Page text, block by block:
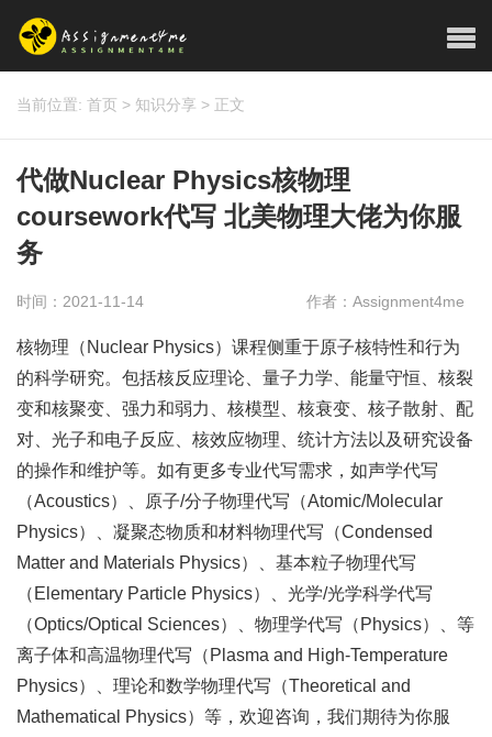
当前位置: 首页 > 知识分享 > 正文
代做Nuclear Physics核物理
coursework代写 北美物理大佬为你服
务
时间：2021-11-14 作者：Assignment4me
核物理（Nuclear Physics）课程侧重于原子核特性和行为
的科学研究。包括核反应理论、量子力学、能量守恒、核裂
变和核聚变、强力和弱力、核模型、核衰变、核子散射、配
对、光子和电子反应、核效应物理、统计方法以及研究设备
的操作和维护等。如有更多专业代写需求，如声学代写
（Acoustics）、原子/分子物理代写（Atomic/Molecular
Physics）、凝聚态物质和材料物理代写（Condensed
Matter and Materials Physics）、基本粒子物理代写
（Elementary Particle Physics）、光学/光学科学代写
（Optics/Optical Sciences）、物理学代写（Physics）、等
离子体和高温物理代写（Plasma and High-Temperature
Physics）、理论和数学物理代写（Theoretical and
Mathematical Physics）等，欢迎咨询，我们期待为你服